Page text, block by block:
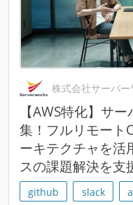
株式会社サーバー
【AWS特化】サ
集！フルリモート
ーキテクチャを活
スの課題解決を支
github slack